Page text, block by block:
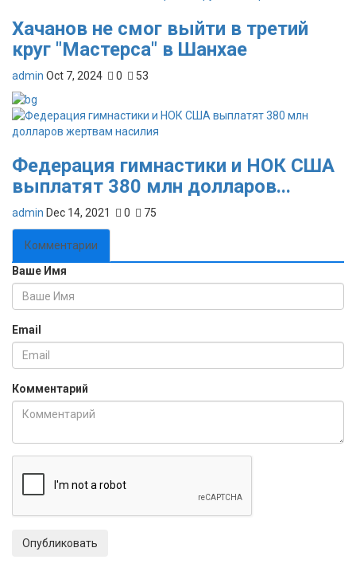
Хачанов не смог выйти в третий
круг "Мастерса" в Шанхае
admin Oct 7, 2024 0 53
Федерация гимнастики и НОК США
выплатят 380 млн долларов...
admin Dec 14, 2021 0 75
Комментарии
Ваше Имя
Email
Комментарий
Опубликовать